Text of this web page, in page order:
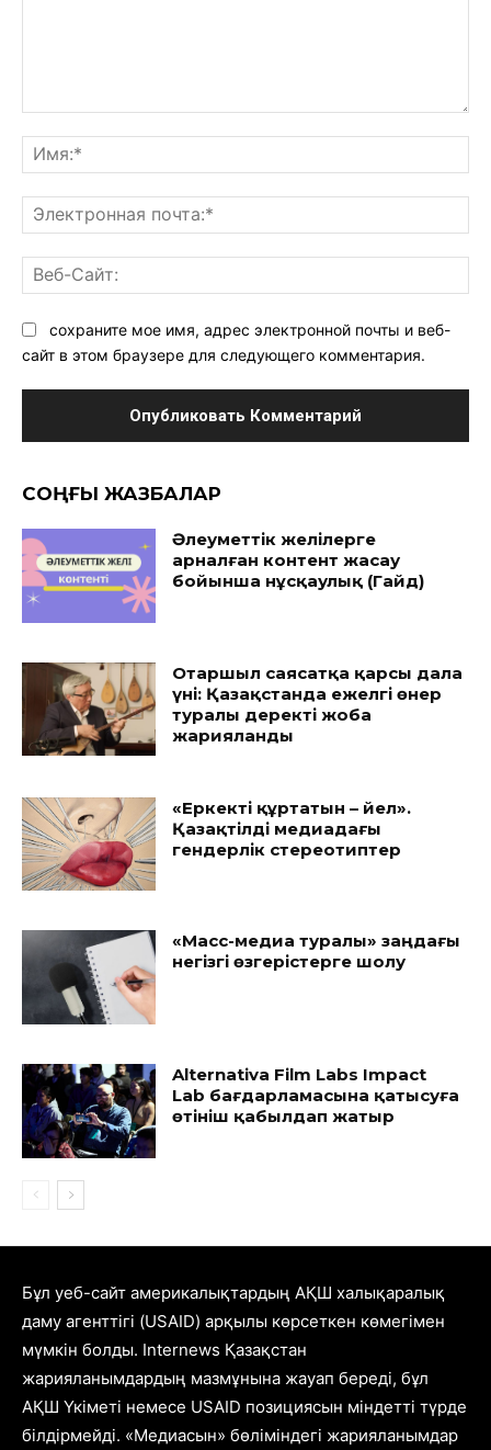
сохраните мое имя, адрес электронной почты и веб-
сайт в этом браузере для следующего комментария.
CОҢҒЫ ЖАЗБАЛАР
Әлеуметтік желілерге
арналған контент жасау
бойынша нұсқаулық (Гайд)
Отаршыл саясатқа қарсы дала
үні: Қазақстанда ежелгі өнер
туралы деректі жоба
жарияланды
«Еркекті құртатын – әйел».
Қазақтілді медиадағы
гендерлік стереотиптер
«Масс-медиа туралы» заңдағы
негізгі өзгерістерге шолу
Alternativa Film Labs Impact
Lab бағдарламасына қатысуға
өтініш қабылдап жатыр
Бұл уеб-сайт америкалықтардың АҚШ халықаралық
даму агенттігі (USAID) арқылы көрсеткен көмегімен
мүмкін болды. Internews Қазақстан
жарияланымдардың мазмұнына жауап береді, бұл
АҚШ Үкіметі немесе USAID позициясын міндетті түрде
білдірмейді. «Медиасын» бөліміндегі жарияланымдар